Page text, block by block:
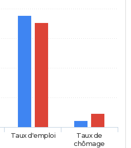
Taux d'emploi
Taux de
chômage